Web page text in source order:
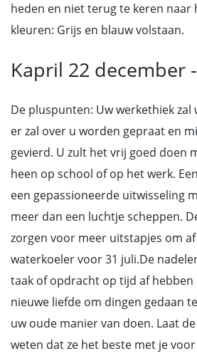
heden en niet terug te keren naar
kleuren: Grijs en blauw volstaan.
Kapril 22 december
De pluspunten: Uw werkethiek
er zal over u worden gepraat en
gevierd. U zult het vrij goed doen
heen op school of op het werk.
een gepassioneerde uitwisseling
meer dan een luchtje scheppen.
zorgen voor meer uitstapjes om
waterkoeler voor 31 juli.De
taak of opdracht op tijd af hebben
nieuwe liefde om dingen gedaan
uw oude manier van doen. Laat
weten dat ze het beste met je